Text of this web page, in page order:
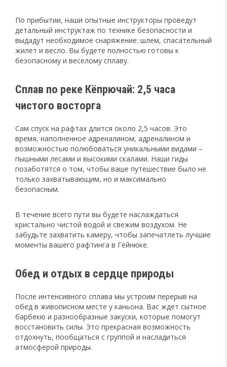
По прибытии, наши опытные инструкторы проведут
детальный инструктаж по технике безопасности и
выдадут необходимое снаряжение: шлем, спасательный
жилет и весло. Вы будете полностью готовы к
безопасному и веселому сплаву.
Сплав по реке Кёпрючай: 2,5 часа
чистого восторга
Сам спуск на рафтах длится около 2,5 часов. Это
время, наполненное адреналином, адреналином и
возможностью полюбоваться уникальными видами –
пышными лесами и высокими скалами. Наши гиды
позаботятся о том, чтобы ваше путешествие было не
только захватывающим, но и максимально
безопасным.
В течение всего пути вы будете наслаждаться
кристально чистой водой и свежим воздухом. Не
забудьте захватить камеру, чтобы запечатлеть лучшие
моменты вашего рафтинга в Гёйнюке.
Обед и отдых в сердце природы
После интенсивного сплава мы устроим перерыв на
обед в живописном месте у каньона. Вас ждет сытное
барбекю и разнообразные закуски, которые помогут
восстановить силы. Это прекрасная возможность
отдохнуть, пообщаться с группой и насладиться
атмосферой природы.